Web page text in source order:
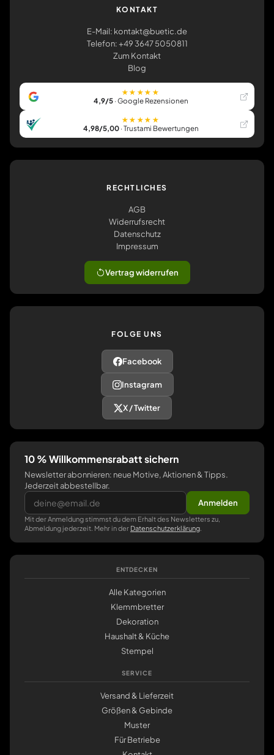
KONTAKT
E-Mail: kontakt@buetic.de
Telefon: +49 3647 5050811
Zum Kontakt
Blog
★★★★★
4,9/5· Google Rezensionen
★★★★★
4,98/5,00· Trustami Bewertungen
RECHTLICHES
AGB
Widerrufsrecht
Datenschutz
Impressum
Vertrag widerrufen
FOLGE UNS
Facebook
Instagram
X / Twitter
10 % Willkommensrabatt sichern
Newsletter abonnieren: neue Motive, Aktionen & Tipps.
Jederzeit abbestellbar.
Anmelden
Mit der Anmeldung stimmst du dem Erhalt des Newsletters zu,
Abmeldung jederzeit. Mehr in der Datenschutzerklärung
ENTDECKEN
Alle Kategorien
Klemmbretter
Dekoration
Haushalt & Küche
Stempel
SERVICE
Versand & Lieferzeit
Größen & Gebinde
Muster
Für Betriebe